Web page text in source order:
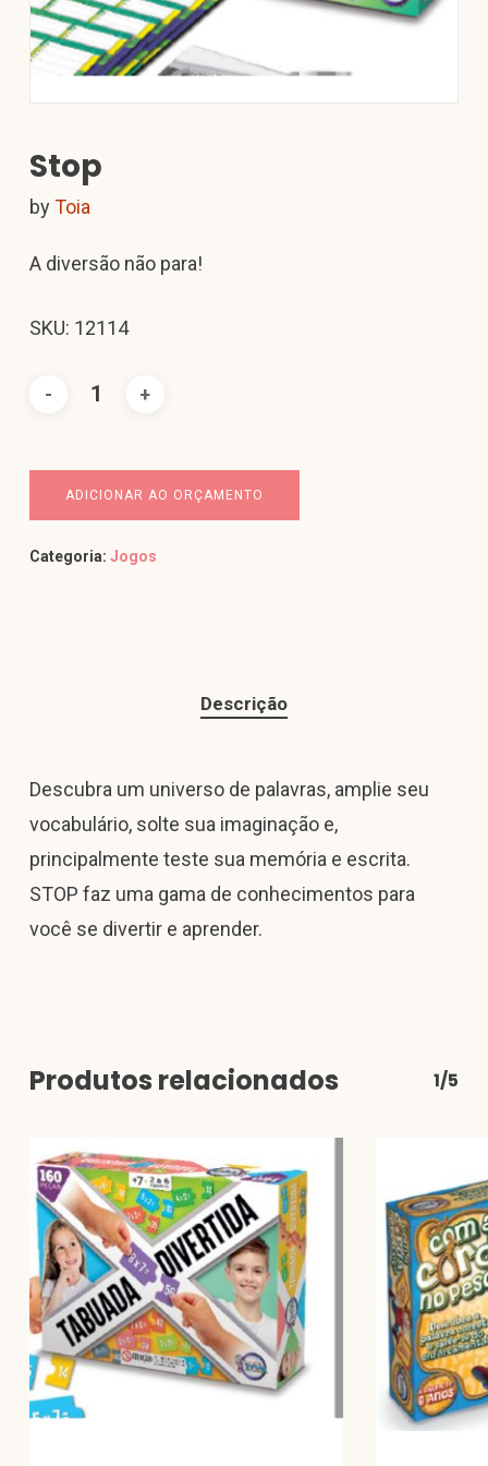
Stop
byToia
A diversão não para!
SKU: 12114
ADICIONAR AO ORÇAMENTO
Categoria: Jogos
Descrição
Descubra um universo de palavras, amplie seu
vocabulário, solte sua imaginação e,
principalmente teste sua memória e escrita.
STOP faz uma gama de conhecimentos para
você se divertir e aprender.
Produtos relacionados 1/5